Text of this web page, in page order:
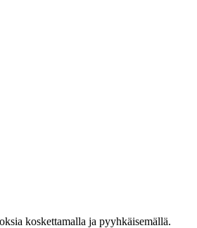
koskettamalla ja pyyhkäisemällä.